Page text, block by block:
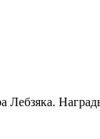
Лебзяка.